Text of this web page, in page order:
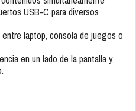
USB-C para diversos
entre laptop, consola de juegos o
en un lado de la pantalla y